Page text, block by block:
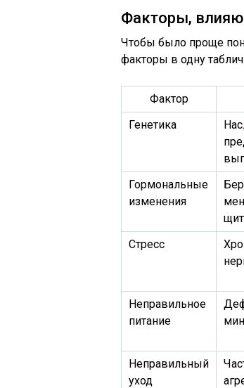
Факторы,
Чтобы было проще
факторы в одну
Фактор
Генетика
Гормональные
изменения
Стресс
Неправильное
питание
Неправильный
уход